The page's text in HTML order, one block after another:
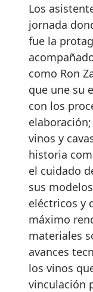
Los
jornada
fue la
como Ron
que une su
con los
vinos y
historia
el cuidado
sus
eléctricos y
máximo
materiales
avances
los vinos
vinculación